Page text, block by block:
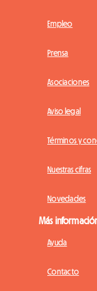
Empleo
Prensa
Asociaciones
Aviso legal
Términos y
Nuestras cifras
Novedades
Más
Ayuda
Contacto